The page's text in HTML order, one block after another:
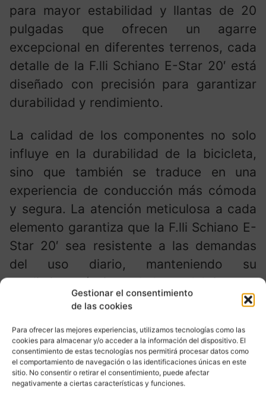
Gestionar el consentimiento
de las cookies
Para ofrecer las mejores experiencias, utilizamos tecnologías como las
cookies para almacenar y/o acceder a la información del dispositivo. El
consentimiento de estas tecnologías nos permitirá procesar datos como
el comportamiento de navegación o las identificaciones únicas en este
sitio. No consentir o retirar el consentimiento, puede afectar
negativamente a ciertas características y funciones.
para mayor estabilidad y llantas de 20
pulgadas que ofrecen un agarre
excepcional en diferentes terrenos, cada
detalle de la F.lli Schiano E-Star 20′ está
diseñado con precisión para garantizar
durabilidad y rendimiento.
La calidad de los componentes no solo
influye en la durabilidad de la bicicleta,
sino que también se traduce en una
experiencia de conducción más cómoda
y segura. La atención meticulosa a cada
elemento garantiza que la F.lli Schiano E-
Star 20′ sea resistente a las demandas
del uso diario, manteniendo su
rendimiento óptimo a lo largo del tiempo.
Extras que Potencian tu
Experiencia: Comodidad y
Seguridad Adicionales
La F.lli Schiano E-Star 20′ va más allá de